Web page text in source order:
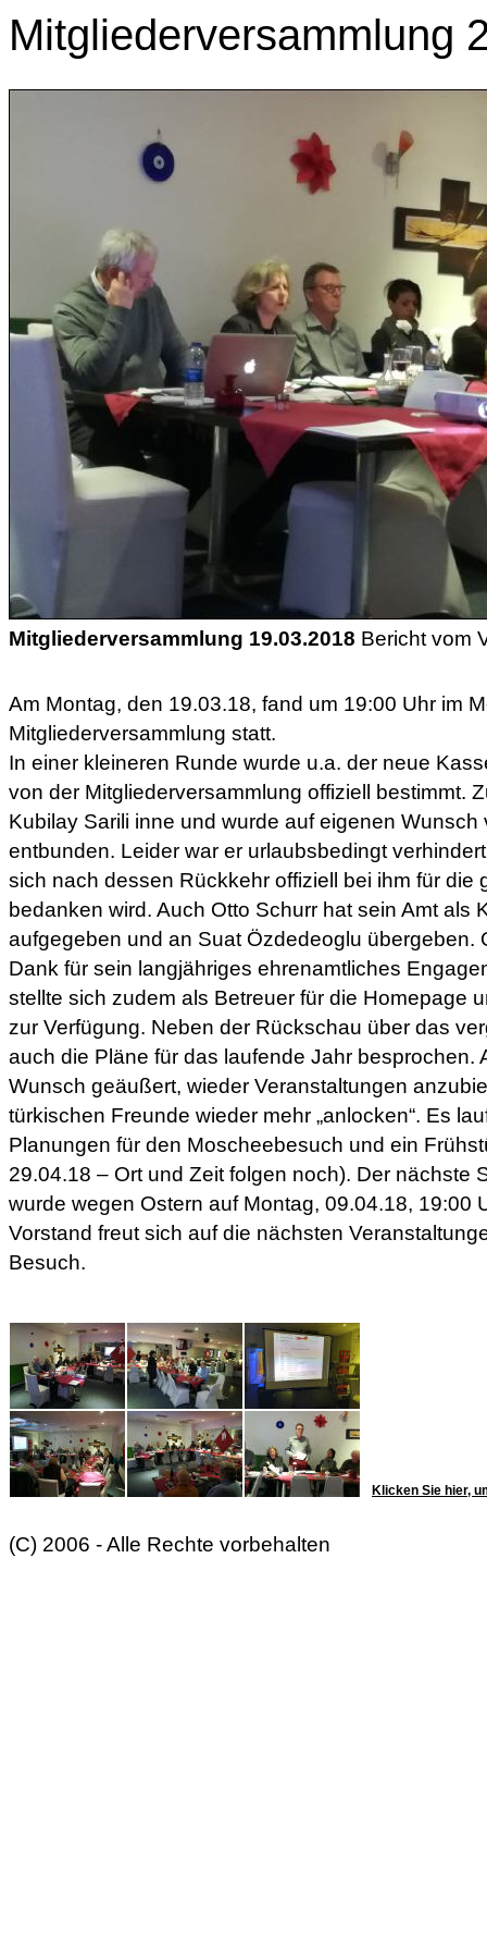
Mitgliederversammlung
Mitgliederversammlung 19.03.2018 Bericht vom
Am Montag, den 19.03.18, fand um 19:00 Uhr im
Mitgliederversammlung statt.
In einer kleineren Runde wurde u.a. der neue
von der Mitgliederversammlung offiziell bestimmt.
Kubilay Sarili inne und wurde auf eigenen Wunsch
entbunden. Leider war er urlaubsbedingt
sich nach dessen Rückkehr offiziell bei ihm für die
bedanken wird. Auch Otto Schurr hat sein Amt als
aufgegeben und an Suat Özdedeoglu übergeben.
Dank für sein langjähriges ehrenamtliches
stellte sich zudem als Betreuer für die Homepage
zur Verfügung. Neben der Rückschau über das
auch die Pläne für das laufende Jahr besprochen.
Wunsch geäußert, wieder Veranstaltungen
türkischen Freunde wieder mehr „anlocken“. Es
Planungen für den Moscheebesuch und ein
29.04.18 – Ort und Zeit folgen noch). Der nächste
wurde wegen Ostern auf Montag, 09.04.18, 19:00
Vorstand freut sich auf die nächsten
Besuch.
Klicken Sie hier,
(C) 2006 - Alle Rechte vorbehalten